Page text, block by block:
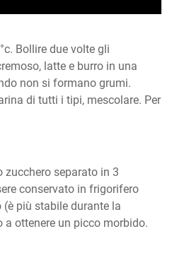
Bollire due volte gli
latte e burro in una
non si formano grumi.
di tutti i tipi, mescolare. Per
zucchero separato in 3
conservato in frigorifero
più stabile durante la
a ottenere un picco morbido.